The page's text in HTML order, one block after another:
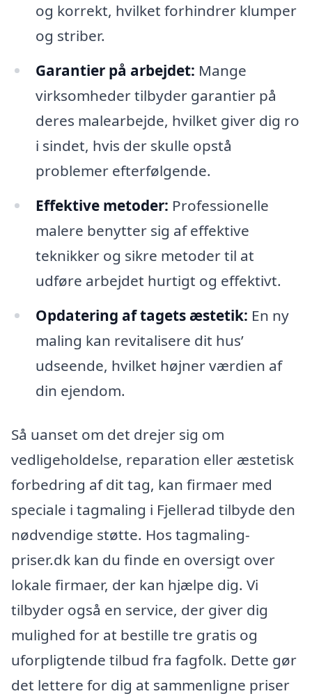
og korrekt, hvilket forhindrer klumper
og striber.
Garantier på arbejdet: Mange
virksomheder tilbyder garantier på
deres malearbejde, hvilket giver dig ro
i sindet, hvis der skulle opstå
problemer efterfølgende.
Effektive metoder: Professionelle
malere benytter sig af effektive
teknikker og sikre metoder til at
udføre arbejdet hurtigt og effektivt.
Opdatering af tagets æstetik: En ny
maling kan revitalisere dit hus’
udseende, hvilket højner værdien af
din ejendom.
Så uanset om det drejer sig om
vedligeholdelse, reparation eller æstetisk
forbedring af dit tag, kan firmaer med
speciale i tagmaling i Fjellerad tilbyde den
nødvendige støtte. Hos tagmaling-
priser.dk kan du finde en oversigt over
lokale firmaer, der kan hjælpe dig. Vi
tilbyder også en service, der giver dig
mulighed for at bestille tre gratis og
uforpligtende tilbud fra fagfolk. Dette gør
det lettere for dig at sammenligne priser